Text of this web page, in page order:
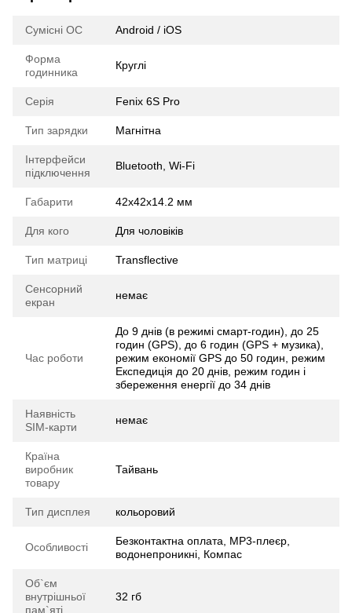
Сумісні ОС Android / iOS
Форма
годинника
Круглі
Серія Fenix 6S Pro
Тип зарядки Магнітна
Інтерфейси
підключення
Bluetooth, Wi-Fi
Габарити 42x42x14.2 мм
Для кого Для чоловіків
Тип матриці Transflective
Сенсорний
екран
немає
Час роботи
До 9 днів (в режимі смарт-годин), до 25
годин (GPS), до 6 годин (GPS + музика),
режим економії GPS до 50 годин, режим
Експедиція до 20 днів, режим годин і
збереження енергії до 34 днів
Наявність
SIM-карти
немає
Країна
виробник
товару
Тайвань
Тип дисплея кольоровий
Особливості
Безконтактна оплата, MP3-плеєр,
водонепроникні, Компас
Об`єм
внутрішньої
пам`яті
32 гб